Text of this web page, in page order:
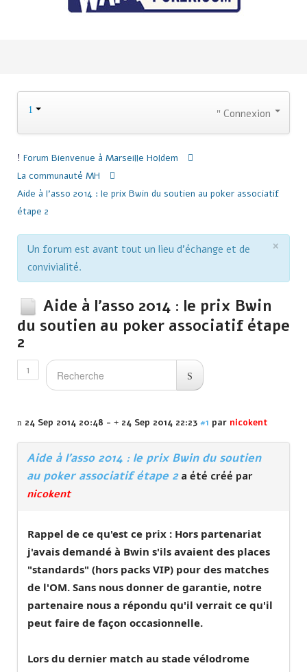
Connexion
Forum Bienvenue à Marseille Holdem
La communauté MH
Aide à l'asso 2014 : le prix Bwin du soutien au poker associatif
étape 2
×
Un forum est avant tout un lieu d'échange et de
convivialité.
Aide à l'asso 2014 : le prix Bwin
du soutien au poker associatif étape
2
1
24 Sep 2014 20:48 - 24 Sep 2014 22:23 #1 par nicokent
Aide à l'asso 2014 : le prix Bwin du soutien
au poker associatif étape 2a été créé par
nicokent
Rappel de ce qu'est ce prix : Hors partenariat
j'avais demandé à Bwin s'ils avaient des places
"standards" (hors packs VIP) pour des matches
de l'OM. Sans nous donner de garantie, notre
partenaire nous a répondu qu'il verrait ce qu'il
peut faire de façon occasionnelle.
Lors du dernier match au stade vélodrome